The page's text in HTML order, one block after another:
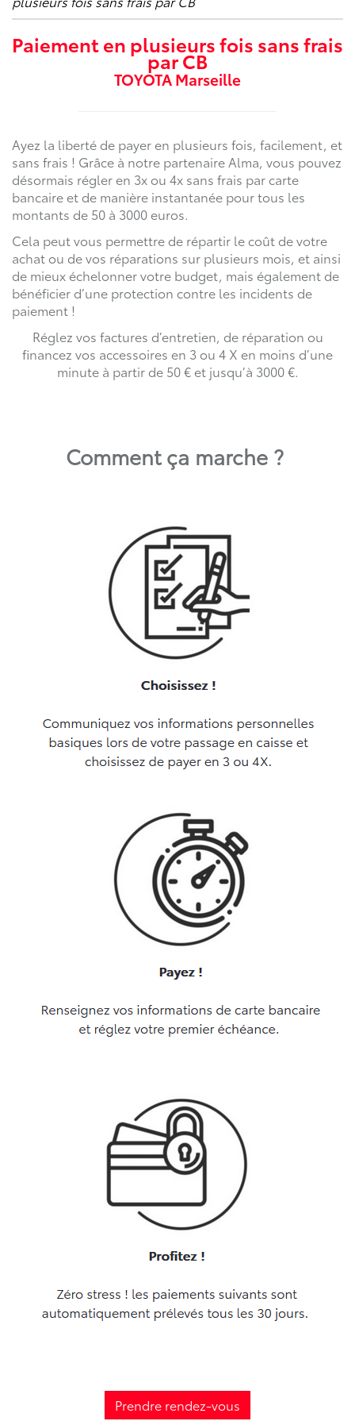
Paiement en plusieurs fois sans frais
par CB
TOYOTA Marseille
Ayez la liberté de payer en plusieurs fois, facilement, et
sans frais ! Grâce à notre partenaire Alma, vous pouvez
désormais régler en 3x ou 4x sans frais par carte
bancaire et de manière instantanée pour tous les
montants de 50 à 3000 euros.
Cela peut vous permettre de répartir le coût de votre
achat ou de vos réparations sur plusieurs mois, et ainsi
de mieux échelonner votre budget, mais également de
bénéficier d’une protection contre les incidents de
paiement !
Réglez vos factures d’entretien, de réparation ou
financez vos accessoires en 3 ou 4 X en moins d’une
minute à partir de 50 € et jusqu’à 3000 €.
Comment ça marche ?
Prendre rendez-vous